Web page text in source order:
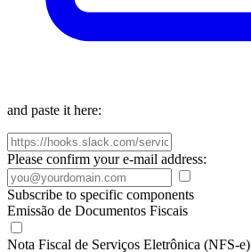
and paste it here:
Please confirm your e-mail address:
Subscribe to specific components
Emissão de Documentos Fiscais
Nota Fiscal de Serviços Eletrônica (NFS-e)